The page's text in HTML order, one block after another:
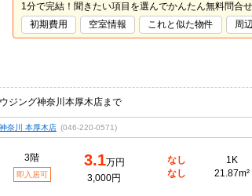
1分で完結！聞きたい項目を選んでかんたん無料問合せ
初期費用
空室情報 これと似た物件 周
ジング神奈川本厚木店まで
奈川 本厚木店 (046-220-0571)
3階
即入居可
3.1万円
3,000円
なし
なし
1K
21.87m²